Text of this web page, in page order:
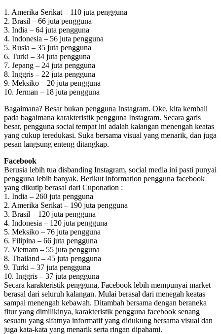
1. Amerika Serikat – 110 juta pengguna
2. Brasil – 66 juta pengguna
3. India – 64 juta pengguna
4. Indonesia – 56 juta pengguna
5. Rusia – 35 juta pengguna
6. Turki – 34 juta pengguna
7. Jepang – 24 juta pengguna
8. Inggris – 22 juta pengguna
9. Meksiko – 20 juta pengguna
10. Jerman – 18 juta pengguna
Bagaimana? Besar bukan pengguna Instagram. Oke, kita kembali
pada bagaimana karakteristik pengguna Instagram. Secara garis
besar, pengguna social tempat ini adalah kalangan menengah keatas
yang cukup teredukasi. Suka bersama visual yang menarik, dan juga
pesan langsung enteng ditangkap.
Facebook
Berusia lebih tua disbanding Instagram, social media ini pasti punyai
pengguna lebih banyak. Berikut information pengguna facebook
yang dikutip berasal dari Cuponation :
1. India – 260 juta pengguna
2. Amerika Serikat – 190 juta pengguna
3. Brasil – 120 juta pengguna
4. Indonesia – 120 juta pengguna
5. Meksiko – 76 juta pengguna
6. Filipina – 66 juta pengguna
7. Vietnam – 55 juta pengguna
8. Thailand – 45 juta pengguna
9. Turki – 37 juta pengguna
10. Inggris – 37 juta pengguna
Secara karakteristik pengguna, Facebook lebih mempunyai market
berasal dari seluruh kalangan. Mulai berasal dari menegah keatas
sampai menengah kebawah. Ditambah bersama dengan beraneka
fitur yang dimilikinya, karakteristik pengguna facebook senang
sesuatu yang sifatnya informatif yang didukung bersama visual dan
juga kata-kata yang menarik serta ringan dipahami.